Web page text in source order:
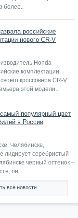
более..
российские
нового CR-V
Honda
комплектации
кроссовера CR-V.
этой модели..
популярный цвет
в России
Челябинске,
лидирует серебристый
черный оттенок –
он..
все новости